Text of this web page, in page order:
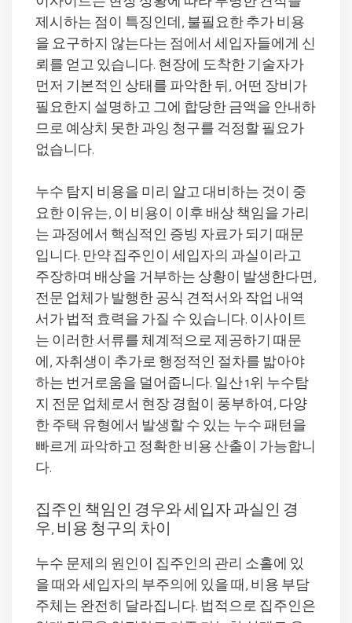
제시하는 점이 특징인데, 불필요한 추가 비용
을 요구하지 않는다는 점에서 세입자들에게 신
뢰를 얻고 있습니다. 현장에 도착한 기술자가
먼저 기본적인 상태를 파악한 뒤, 어떤 장비가
필요한지 설명하고 그에 합당한 금액을 안내하
므로 예상치 못한 과잉 청구를 걱정할 필요가
없습니다.
누수 탐지 비용을 미리 알고 대비하는 것이 중
요한 이유는, 이 비용이 이후 배상 책임을 가리
는 과정에서 핵심적인 증빙 자료가 되기 때문
입니다. 만약 집주인이 세입자의 과실이라고
주장하며 배상을 거부하는 상황이 발생한다면,
전문 업체가 발행한 공식 견적서와 작업 내역
서가 법적 효력을 가질 수 있습니다. 이사이트
는 이러한 서류를 체계적으로 제공하기 때문
에, 자취생이 추가로 행정적인 절차를 밟아야
하는 번거로움을 덜어줍니다. 일산 1위 누수탐
지 전문 업체로서 현장 경험이 풍부하여, 다양
한 주택 유형에서 발생할 수 있는 누수 패턴을
빠르게 파악하고 정확한 비용 산출이 가능합니
다.
집주인 책임인 경우와 세입자 과실인 경
우, 비용 청구의 차이
누수 문제의 원인이 집주인의 관리 소홀에 있
을 때와 세입자의 부주의에 있을 때, 비용 부담
주체는 완전히 달라집니다. 법적으로 집주인은